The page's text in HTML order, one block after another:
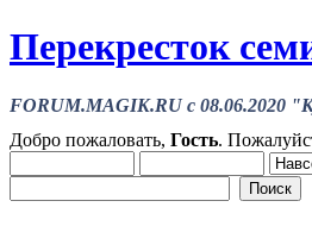
Перекресток
FORUM.MAGIK.RU c 08.06.2020
Добро пожаловать, Гость.